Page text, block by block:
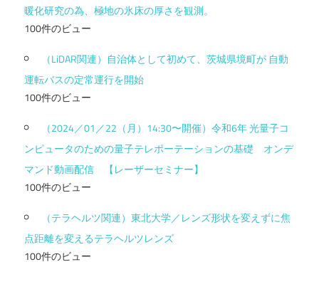
暖化研究の為、極地の氷床の厚さを観測。
100件のビュー
（LiDAR関連）自治体として初めて、茨城県境町が 自動
運転バスの定常運行を開始
100件のビュー
（2024／01／22（月）14:30〜開催）令和6年 光量子コ
ンピュータのための量子テレポーテーションの基礎 オンデ
マンド動画配信 【レーザーセミナー】
100件のビュー
（テラヘルツ関連）東北大学／レンズ形状を変えずに焦
点距離を変えるテラヘルツレンズ
100件のビュー